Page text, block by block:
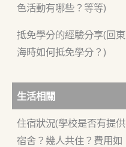
色活動有哪些？等等)
抵免學分的經驗分享(回東
海時如何抵免學分？)
生活相關
住宿狀況(學校是否有提供
宿舍？幾人共住？費用如